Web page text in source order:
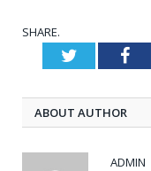
SHARE.
Twitter
ABOUT AUTHOR
ADMIN